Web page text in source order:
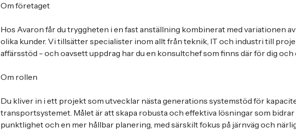
Om företaget
Hos Avaron får du tryggheten i en fast anställning kombinerat med variationen
olika kunder. Vi tillsätter specialister inom allt från teknik, IT och industri till
affärsstöd - och oavsett uppdrag har du en konsultchef som finns där för dig
Om rollen
Du kliver in i ett projekt som utvecklar nästa generations systemstöd för
transportsystemet. Målet är att skapa robusta och effektiva lösningar som
punktlighet och en mer hållbar planering, med särskilt fokus på järnväg och